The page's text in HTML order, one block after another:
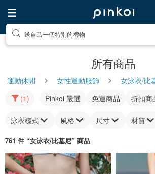
送自己一個特別的禮物
所有商品
運動休閒 女性運動服飾
女泳衣/比
(1)
Pinkoi 嚴選 免運商品 折扣商
泳衣樣式 風格 尺寸 材質
761 件 “女泳衣/比基尼” 商品